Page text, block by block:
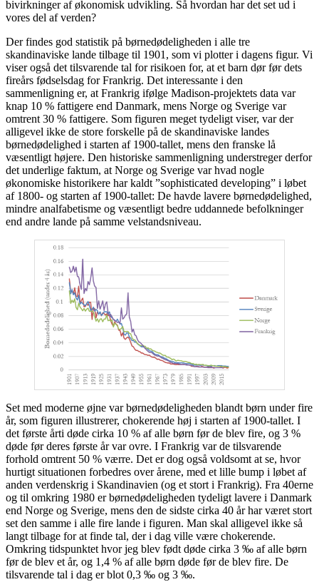
bivirkninger af økonomisk udvikling. Så hvordan har det set ud i
vores del af verden?
Der findes god statistik på børnedødeligheden i alle tre
skandinaviske lande tilbage til 1901, som vi plotter i dagens figur. Vi
viser også det tilsvarende tal for risikoen for, at et barn dør før dets
fireårs fødselsdag for Frankrig. Det interessante i den
sammenligning er, at Frankrig ifølge Madison-projektets data var
knap 10 % fattigere end Danmark, mens Norge og Sverige var
omtrent 30 % fattigere. Som figuren meget tydeligt viser, var der
alligevel ikke de store forskelle på de skandinaviske landes
børnedødelighed i starten af 1900-tallet, mens den franske lå
væsentligt højere. Den historiske sammenligning understreger derfor
det underlige faktum, at Norge og Sverige var hvad nogle
økonomiske historikere har kaldt ”sophisticated developing” i løbet
af 1800- og starten af 1900-tallet: De havde lavere børnedødelighed,
mindre analfabetisme og væsentligt bedre uddannede befolkninger
end andre lande på samme velstandsniveau.
Set med moderne øjne var børnedødeligheden blandt børn under fire
år, som figuren illustrerer, chokerende høj i starten af 1900-tallet. I
det første årti døde cirka 10 % af alle børn før de blev fire, og 3 %
døde før deres første år var ovre. I Frankrig var de tilsvarende
forhold omtrent 50 % værre. Det er dog også voldsomt at se, hvor
hurtigt situationen forbedres over årene, med et lille bump i løbet af
anden verdenskrig i Skandinavien (og et stort i Frankrig). Fra 40erne
og til omkring 1980 er børnedødeligheden tydeligt lavere i Danmark
end Norge og Sverige, mens den de sidste cirka 40 år har været stort
set den samme i alle fire lande i figuren. Man skal alligevel ikke så
langt tilbage for at finde tal, der i dag ville være chokerende.
Omkring tidspunktet hvor jeg blev født døde cirka 3 ‰ af alle børn
før de blev et år, og 1,4 % af alle børn døde før de blev fire. De
tilsvarende tal i dag er blot 0,3 ‰ og 3 ‰.